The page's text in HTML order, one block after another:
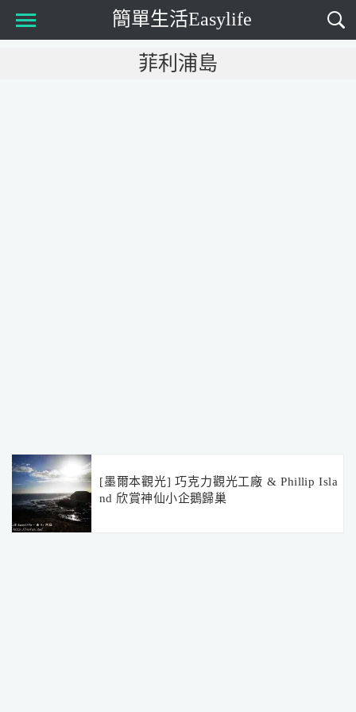
簡單生活Easylife
菲利浦島
[墨爾本觀光] 巧克力觀光工廠 & Phillip Isla
nd 欣賞神仙小企鵝歸巢